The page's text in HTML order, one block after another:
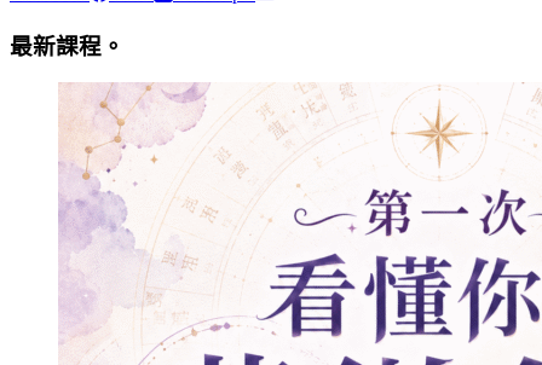
最新課程。